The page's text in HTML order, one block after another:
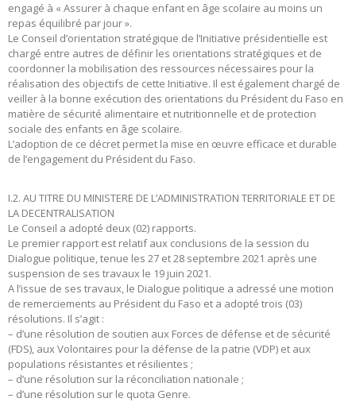
engagé à « Assurer à chaque enfant en âge scolaire au moins un
repas équilibré par jour ».
Le Conseil d’orientation stratégique de l’Initiative présidentielle est
chargé entre autres de définir les orientations stratégiques et de
coordonner la mobilisation des ressources nécessaires pour la
réalisation des objectifs de cette Initiative. Il est également chargé de
veiller à la bonne exécution des orientations du Président du Faso en
matière de sécurité alimentaire et nutritionnelle et de protection
sociale des enfants en âge scolaire.
L’adoption de ce décret permet la mise en œuvre efficace et durable
de l’engagement du Président du Faso.
I.2. AU TITRE DU MINISTERE DE L’ADMINISTRATION TERRITORIALE ET DE
LA DECENTRALISATION
Le Conseil a adopté deux (02) rapports.
Le premier rapport est relatif aux conclusions de la session du
Dialogue politique, tenue les 27 et 28 septembre 2021 après une
suspension de ses travaux le 19 juin 2021.
A l’issue de ses travaux, le Dialogue politique a adressé une motion
de remerciements au Président du Faso et a adopté trois (03)
résolutions. Il s’agit :
– d’une résolution de soutien aux Forces de défense et de sécurité
(FDS), aux Volontaires pour la défense de la patrie (VDP) et aux
populations résistantes et résilientes ;
– d’une résolution sur la réconciliation nationale ;
– d’une résolution sur le quota Genre.